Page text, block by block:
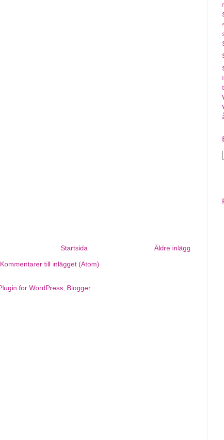
Äldre inlägg
Startsida
Kommentarer till inlägget (Atom)